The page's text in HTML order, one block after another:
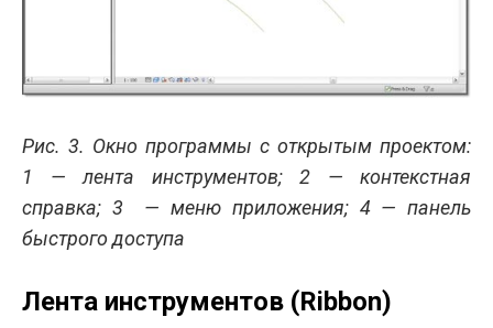
Рис. 3. Окно программы с открытым проектом:
1 — лента инструментов; 2 — контекстная
справка; 3 — меню приложения; 4 — панель
быстрого доступа
Лента инструментов (Ribbon)